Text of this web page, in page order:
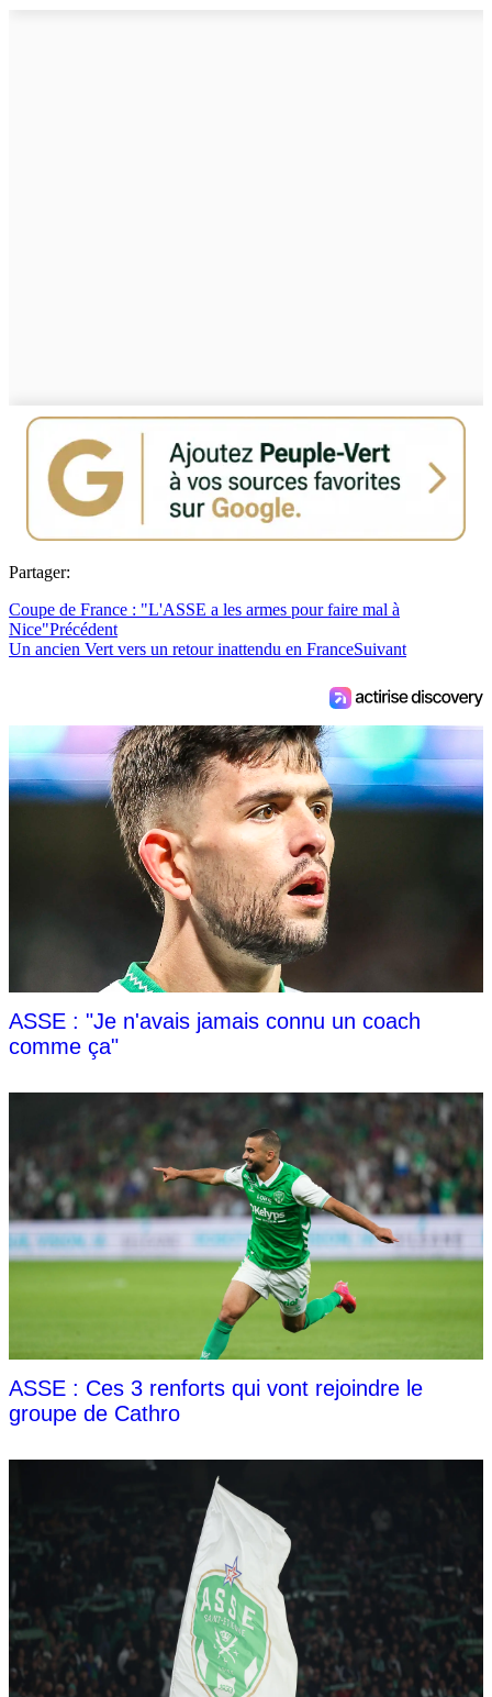
Partager:
Coupe de France : "L'ASSE a les armes pour faire mal à
Nice"Précédent
Un ancien Vert vers un retour inattendu en FranceSuivant
ASSE : "Je n'avais jamais connu un coach
comme ça"
ASSE : Ces 3 renforts qui vont rejoindre le
groupe de Cathro